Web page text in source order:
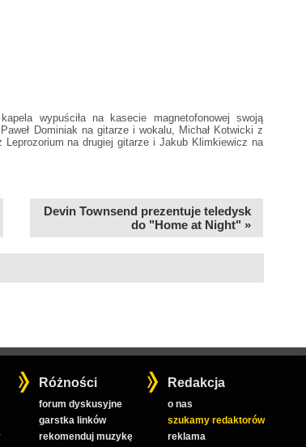
wypuściła na kasecie magnetofonowej swoją
Dominiak na gitarze i wokalu, Michał Kotwicki z
na drugiej gitarze i Jakub Klimkiewicz na
Devin Townsend prezentuje teledysk
do "Home at Night" »
Różności
forum dyskusyjne
garstka linków
rekomenduj muzykę
Redakcja
o nas
szukamy redaktorów
reklama